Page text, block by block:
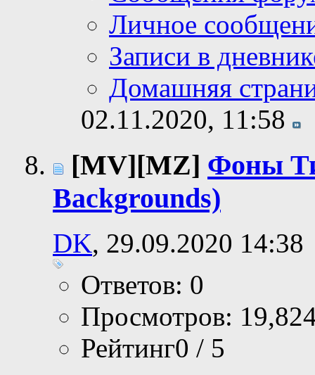
Личное
Записи в
Домашняя
02.11.2020, 11:58
[MV][MZ] Фоны
Backgrounds)
DK, 29.09.2020 14:38
Ответов: 0
Просмотров:
Рейтинг0 / 5